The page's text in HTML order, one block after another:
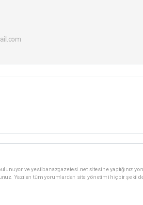
ve yesilbanazgazetesi.net sitesine yaptığınız
Yazılan tüm yorumlardan site yönetimi hiçbir